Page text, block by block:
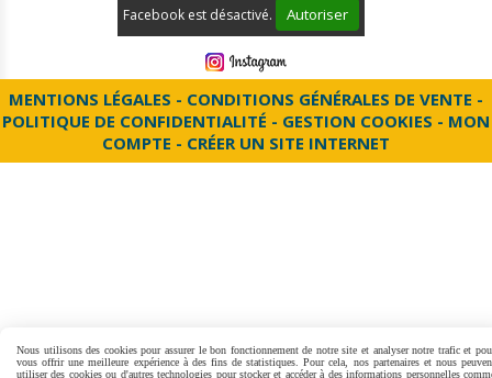
Facebook est désactivé. Autoriser
MENTIONS LÉGALES
CONDITIONS GÉNÉRALES DE VENTE
POLITIQUE DE CONFIDENTIALITÉ
GESTION COOKIES
MON
COMPTE
CRÉER UN SITE INTERNET
Nous utilisons des cookies pour assurer le bon fonctionnement de notre site et analyser notre trafic et
vous offrir une meilleure expérience à des fins de statistiques. Pour cela, nos partenaires et nous
utiliser des cookies ou d'autres technologies pour stocker et accéder à des informations personnelles